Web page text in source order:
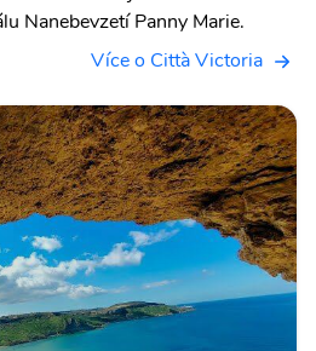
Nanebevzetí Panny Marie.
Více o Città Victoria